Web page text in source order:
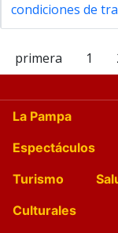
condiciones de
primera 1
La Pampa
Espectáculos
Turismo
Culturales